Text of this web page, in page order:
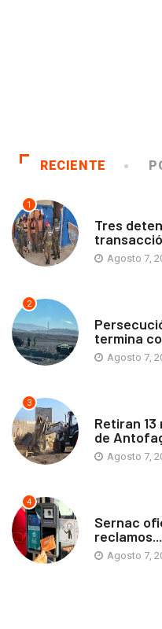
RECIENTE
1
Tres
Agosto 7,
2
termina
Agosto 7,
3
Retiran
de
Agosto 7,
4
Sernac
reclamos...
Agosto 7,